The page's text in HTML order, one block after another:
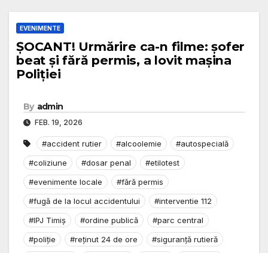
EVENIMENTE
ȘOCANT! Urmărire ca-n filme: șofer
beat și fără permis, a lovit mașina
Poliției
By admin
FEB. 19, 2026
#accident rutier #alcoolemie
#autospecială
#coliziune
#dosar penal
#etilotest
#evenimente locale
#fără permis
#fugă de la locul accidentului
#interventie 112
#IPJ Timiș
#ordine publică
#parc central
#poliție
#reținut 24 de ore
#siguranță rutieră